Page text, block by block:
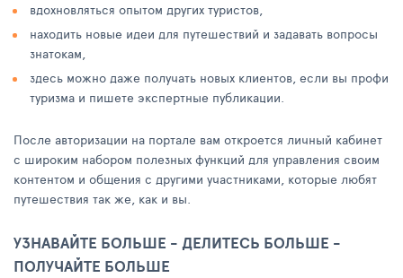
вдохновляться опытом других туристов,
находить новые идеи для путешествий и задавать вопросы
знатокам,
здесь можно даже получать новых клиентов, если вы профи
туризма и пишете экспертные публикации.
После авторизации на портале вам откроется личный кабинет
с широким набором полезных функций для управления своим
контентом и общения с другими участниками, которые любят
путешествия так же, как и вы.
УЗНАВАЙТЕ БОЛЬШЕ - ДЕЛИТЕСЬ БОЛЬШЕ -
ПОЛУЧАЙТЕ БОЛЬШЕ